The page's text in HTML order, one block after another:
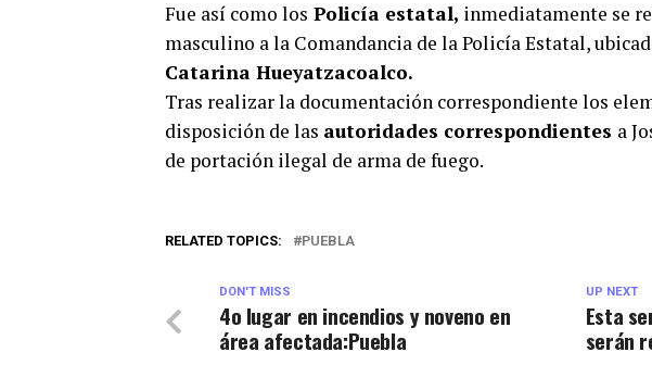
Fue así como los Policía estatal, inmediatamente se
masculino a la Comandancia de la Policía Estatal,
Catarina Hueyatzacoalco.
Tras realizar la documentación correspondiente los
disposición de las autoridades correspondientes a
de portación ilegal de arma de fuego.
RELATED TOPICS: PUEBLA
UP NEXT
Esta
serán
DON'T MISS
4o lugar en incendios y noveno en
área afectada:Puebla